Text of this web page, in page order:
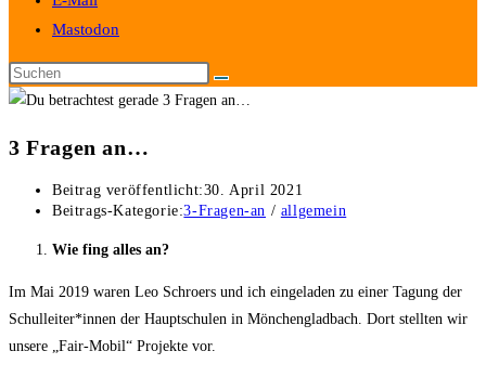
Mastodon
3 Fragen an…
Beitrag veröffentlicht:30. April 2021
Beitrags-Kategorie:3-Fragen-an / allgemein
Wie fing alles an?
Im Mai 2019 waren Leo Schroers und ich eingeladen zu einer Tagung der
Schulleiter*innen der Hauptschulen in Mönchengladbach. Dort stellten wir
unsere „Fair-Mobil“ Projekte vor.